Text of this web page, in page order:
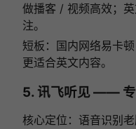
做播客 / 视频高效；
注。
短板：国内网络易卡
更适合英文内容。
5. 讯飞听见 ——
核心定位：语音识别